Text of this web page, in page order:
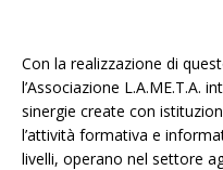
Con la realizzazione di
l’Associazione L.A.ME.T.A.
sinergie create con
l’attività formativa e
livelli, operano nel settore